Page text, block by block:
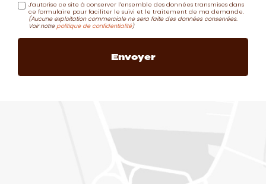
J'autorise ce site à conserver l'ensemble des données transmises dans
ce formulaire pour faciliter le suivi et le traitement de ma demande.
(Aucune exploitation commerciale ne sera faite des données conservées.
Voir notrepolitique de confidentialité)